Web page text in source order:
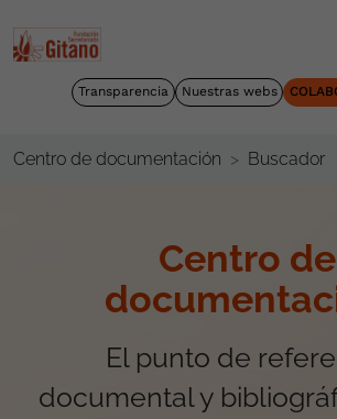
Transparencia Nuestras webs
Centro de documentación Buscador
Centro de
El punto de
documental y